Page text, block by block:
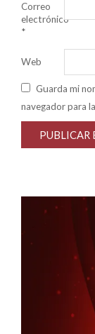
Correo
electrónico
*
Web
Guarda mi
navegador para